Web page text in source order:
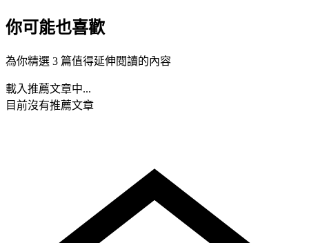
你可能也喜歡
為你精選 3 篇值得延伸閱讀的內容
載入推薦文章中...
目前沒有推薦文章